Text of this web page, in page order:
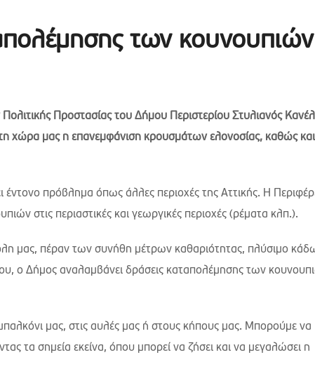
των κουνουπιών
Προστασίας του Δήμου Περιστερίου Στυλιανός
χώρα μας η επανεμφάνιση κρουσμάτων ελονοσίας, καθώς
έντονο πρόβλημα όπως άλλες περιοχές της Αττικής. Η
στις περιαστικές και γεωργικές περιοχές (ρέματα κλπ.).
μας, πέραν των συνήθη μέτρων καθαριότητας, πλύσιμο
ο Δήμος αναλαμβάνει δράσεις καταπολέμησης των
μας, στις αυλές μας ή στους κήπους μας. Μπορούμε να
τα σημεία εκείνα, όπου μπορεί να ζήσει και να μεγαλώσει η